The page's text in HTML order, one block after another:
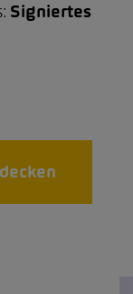
Signiertes